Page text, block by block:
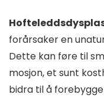
forårsaker en
Dette kan føre til
mosjon, et sunt
bidra til å